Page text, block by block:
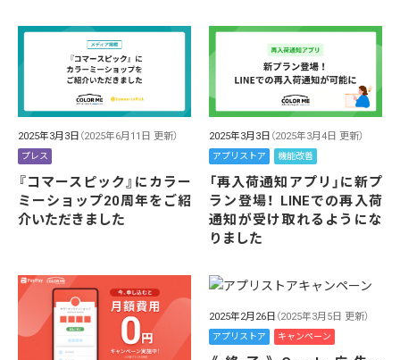
2025年3月3日 （2025年6月11日 更新）
プレス
『コマースピック』にカラー
ミーショップ20周年をご紹
介いただきました
2025年3月3日 （2025年3月4日 更新）
アプリストア 機能改善
「再入荷通知アプリ」に新プ
ラン登場！ LINEでの再入荷
通知が受け取れるようにな
りました
2025年2月26日 （2025年3月5日 更新）
アプリストア キャンペーン